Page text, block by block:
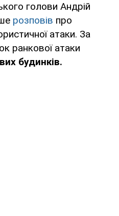
голови Андрій
розповів про
атаки. За
ранкової атаки
будинків.